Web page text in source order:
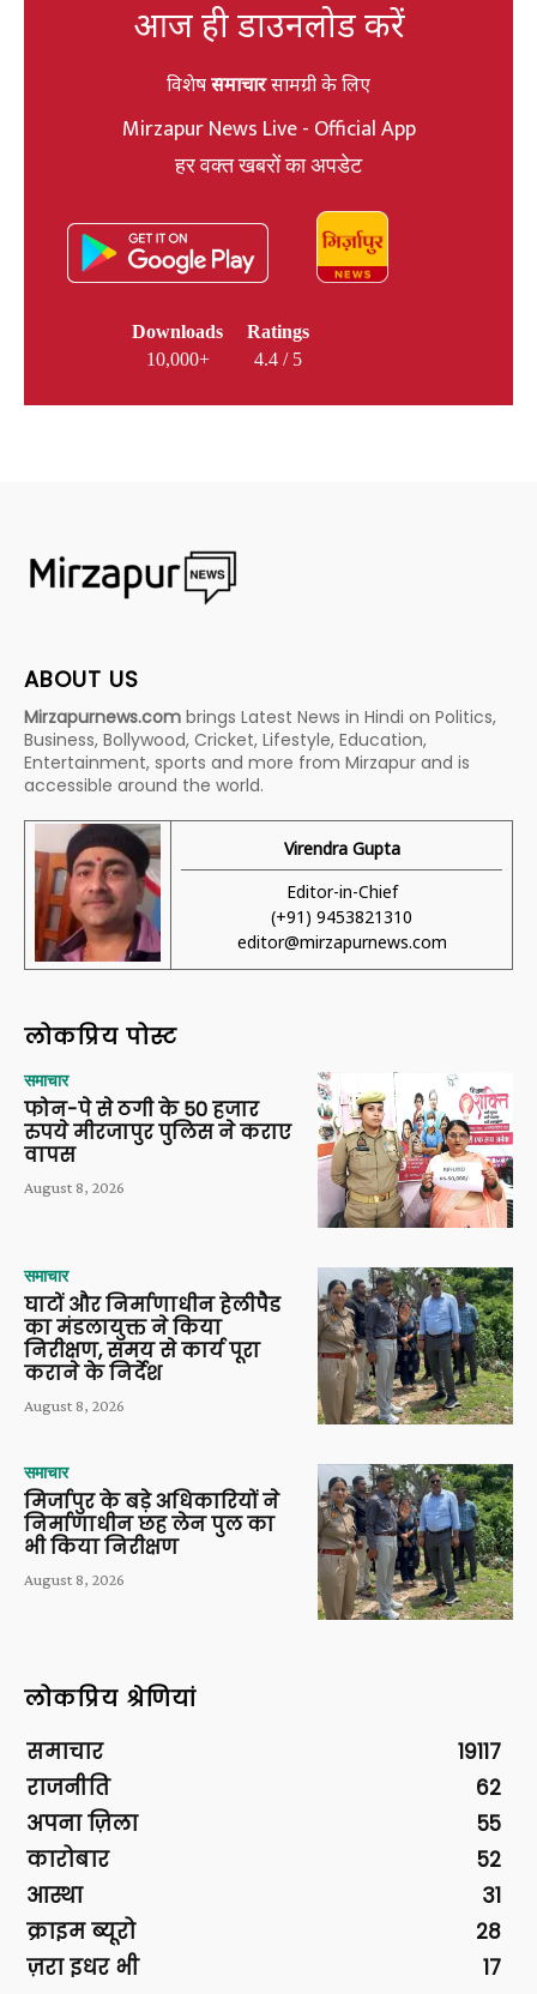
आज ही डाउनलोड करें
विशेषसमाचारसामग्री के लिए
Mirzapur News Live - Official App
हर वक्त खबरों का अपडेट
Downloads
10,000+
Ratings
4.4 / 5
ABOUT US
Mirzapurnews.com brings Latest News in Hindi on Politics,
Business, Bollywood, Cricket, Lifestyle, Education,
Entertainment, sports and more from Mirzapur and is
accessible around the world.
Virendra Gupta
Editor-in-Chief
(+91) 9453821310
editor@mirzapurnews.com
लोकप्रिय पोस्ट
समाचार
फोन-पे से ठगी के 50 हजार
रुपये मीरजापुर पुलिस ने कराए
वापस
August 8, 2026
समाचार
घाटों और निर्माणाधीन हेलीपैड
का मंडलायुक्त ने किया
निरीक्षण, समय से कार्य पूरा
कराने के निर्देश
August 8, 2026
समाचार
मिर्जापुर के बड़े अधिकारियों ने
निर्माणाधीन छह लेन पुल का
भी किया निरीक्षण
August 8, 2026
लोकप्रिय श्रेणियां
समाचार
19117
राजनीति
62
अपना ज़िला
55
कारोबार
52
आस्था
31
क्राइम ब्यूरो
28
ज़रा इधर भी
17